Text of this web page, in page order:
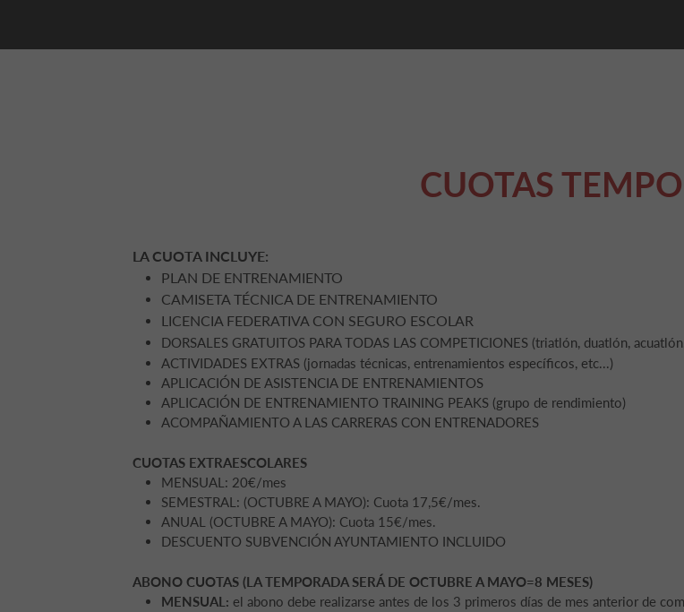
CUOTAS
LA CUOTA INCLUYE:
PLAN DE ENTRENAMIENTO
CAMISETA TÉCNICA DE ENTRENAMIENTO
LICENCIA FEDERATIVA CON SEGURO ESCOLAR
DORSALES GRATUITOS PARA TODAS LAS COMPETICIONES (triatlón, duatlón,
ACTIVIDADES EXTRAS (jornadas técnicas, entrenamientos específicos, etc...)
APLICACIÓN DE ASISTENCIA DE ENTRENAMIENTOS
APLICACIÓN DE ENTRENAMIENTO TRAINING PEAKS (grupo de rendimiento)
ACOMPAÑAMIENTO A LAS CARRERAS CON ENTRENADORES
CUOTAS EXTRAESCOLARES
MENSUAL: 20€/mes
SEMESTRAL: (OCTUBRE A MAYO): Cuota 17,5€/mes.
ANUAL (OCTUBRE A MAYO): Cuota 15€/mes.
DESCUENTO SUBVENCIÓN AYUNTAMIENTO INCLUIDO
ABONO CUOTAS (LA TEMPORADA SERÁ DE OCTUBRE A MAYO=8 MESES)
MENSUAL: el abono debe realizarse antes de los 3 primeros días de mes anterior de